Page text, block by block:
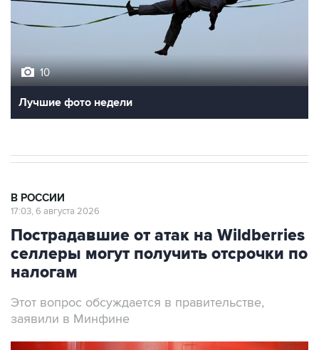
10
Лучшие фото недели
В РОССИИ
17:03, 6 августа 2026
Пострадавшие от атак на Wildberries
селлеры могут получить отсрочки по
налогам
Этот вопрос обсуждается в правительстве,
заявили в Минфине